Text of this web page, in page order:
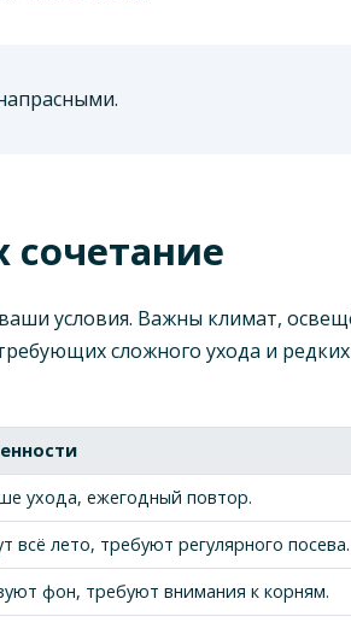
условия. Важны климат,
сложного ухода и редких
ухода, ежегодный повтор.
всё лето, требуют регулярного посева.
фон, требуют внимания к корням.